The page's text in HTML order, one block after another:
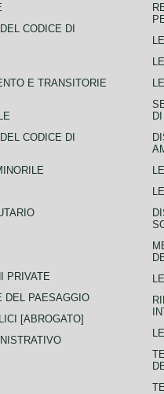
CODICE DI
E TRANSITORIE
CODICE DI
PRIVATE
DEL PAESAGGIO
[ABROGATO]